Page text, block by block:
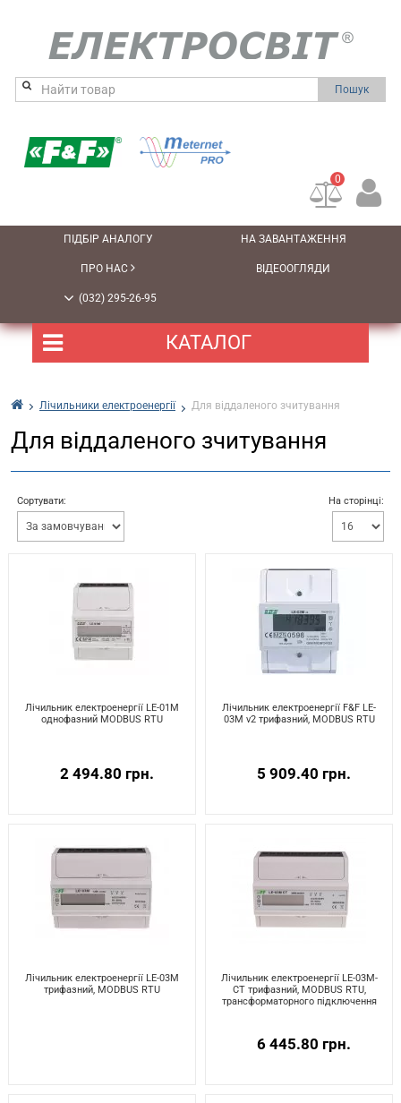
Пошук
0
КАТАЛОГ
ПІДБІР АНАЛОГУ НА ЗАВАНТАЖЕННЯ
ПРО НАС ВІДЕООГЛЯДИ
(032) 295-26-95
Лічильники електроенергії Для віддаленого зчитування
Для віддаленого зчитування
Сортувати: На сторінці:
Лічильник електроенергії LE-01M
однофазний MODBUS RTU
2 494.80 грн.
Лічильник електроенергії F&F LE-
03M v2 трифазний, MODBUS RTU
5 909.40 грн.
Лічильник електроенергії LE-03M
трифазний, MODBUS RTU
Лічильник електроенергії LE-03M-
CT трифазний, MODBUS RTU,
трансформаторного підключення
6 445.80 грн.